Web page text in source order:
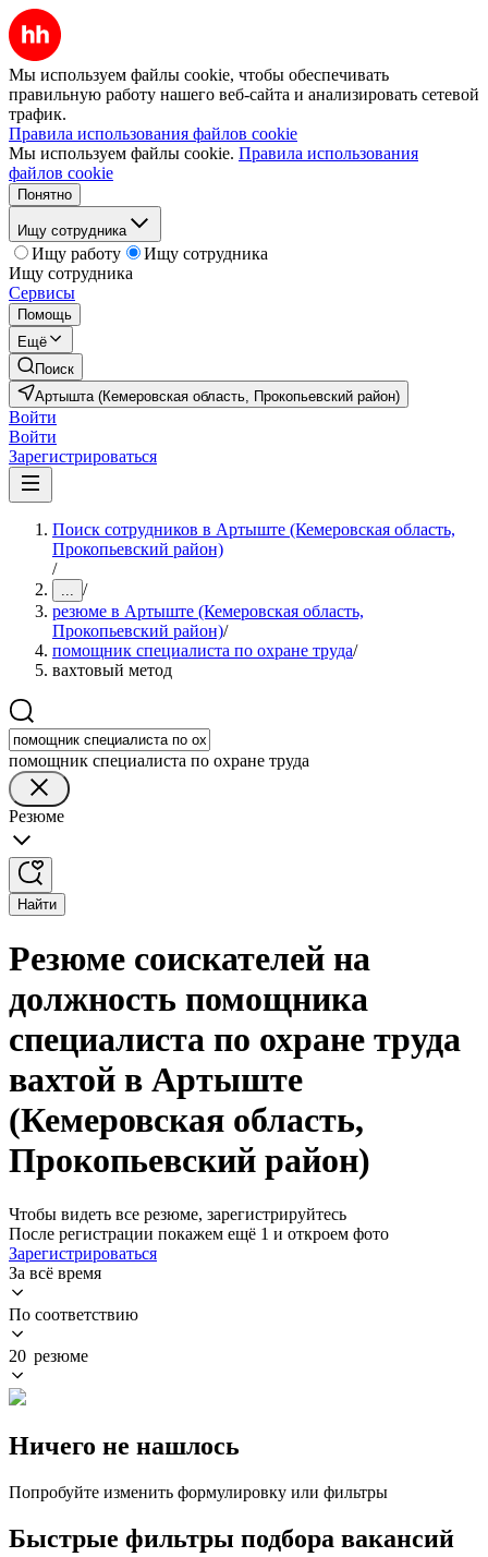
Мы используем файлы cookie, чтобы обеспечивать
правильную работу нашего веб-сайта и анализировать сетевой
трафик.
Правила использования файлов cookie
Мы используем файлы cookie. Правила использования
файлов cookie
Понятно
Ищу сотрудника
Ищу работу
Ищу сотрудника
Ищу сотрудника
Сервисы
Помощь
Ещё
Поиск
Артышта (Кемеровская область, Прокопьевский район)
Войти
Войти
Зарегистрироваться
Поиск сотрудников в Артыште (Кемеровская область,
Прокопьевский район)
/
... /
резюме в Артыште (Кемеровская область,
Прокопьевский район)/
помощник специалиста по охране труда/
вахтовый метод
помощник специалиста по охране труда
Резюме
Найти
Резюме соискателей на
должность помощника
специалиста по охране труда
вахтой в Артыште
(Кемеровская область,
Прокопьевский район)
Чтобы видеть все резюме, зарегистрируйтесь
После регистрации покажем ещё 1 и откроем фото
Зарегистрироваться
За всё время
По соответствию
20 резюме
Ничего не нашлось
Попробуйте изменить формулировку или фильтры
Быстрые фильтры подбора вакансий